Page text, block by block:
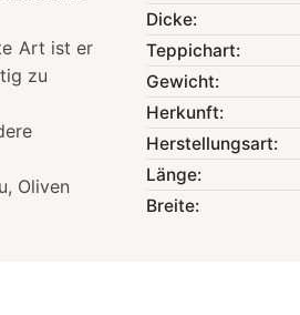
Art ist er
zu
Oliven
Dicke:
Teppichart:
Gewicht:
Herkunft:
Herstellungsart:
Länge:
Breite: